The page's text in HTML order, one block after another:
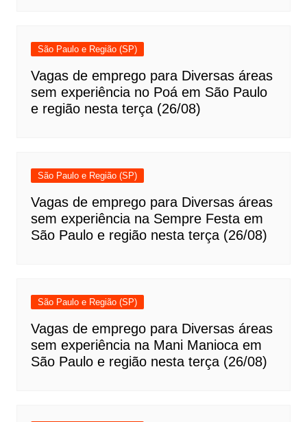
São Paulo e Região (SP)
Vagas de emprego para Diversas áreas
sem experiência no Poá em São Paulo
e região nesta terça (26/08)
São Paulo e Região (SP)
Vagas de emprego para Diversas áreas
sem experiência na Sempre Festa em
São Paulo e região nesta terça (26/08)
São Paulo e Região (SP)
Vagas de emprego para Diversas áreas
sem experiência na Mani Manioca em
São Paulo e região nesta terça (26/08)